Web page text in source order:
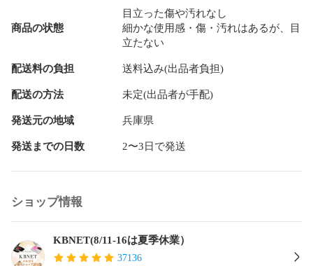
商品の状態
目立った傷や汚れなし
細かな使用感・傷・汚れはあるが、目
立たない
配送料の負担 送料込み(出品者負担)
配送の方法 未定(出品者が手配)
発送元の地域 兵庫県
発送までの日数 2〜3日で発送
ショップ情報
KBNET(8/11-16は夏季休業）
37136